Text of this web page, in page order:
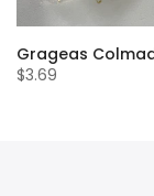
Grageas
$3.69